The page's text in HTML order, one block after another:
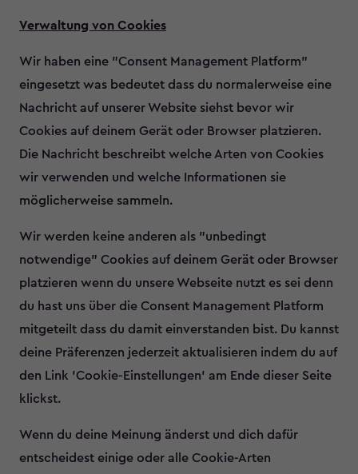
Verwaltung von Cookies
Wir haben eine "Consent Management Platform"
eingesetzt was bedeutet dass du normalerweise eine
Nachricht auf unserer Website siehst bevor wir
Cookies auf deinem Gerät oder Browser platzieren.
Die Nachricht beschreibt welche Arten von Cookies
wir verwenden und welche Informationen sie
möglicherweise sammeln.
Wir werden keine anderen als "unbedingt
notwendige" Cookies auf deinem Gerät oder Browser
platzieren wenn du unsere Webseite nutzt es sei denn
du hast uns über die Consent Management Platform
mitgeteilt dass du damit einverstanden bist. Du kannst
deine Präferenzen jederzeit aktualisieren indem du auf
den Link 'Cookie-Einstellungen' am Ende dieser Seite
klickst.
Wenn du deine Meinung änderst und dich dafür
entscheidest einige oder alle Cookie-Arten